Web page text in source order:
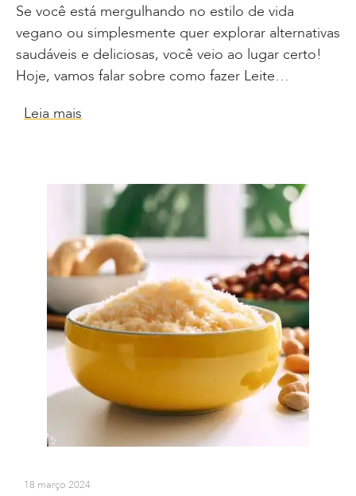
Se você está mergulhando no estilo de vida
vegano ou simplesmente quer explorar alternativas
saudáveis e deliciosas, você veio ao lugar certo!
Hoje, vamos falar sobre como fazer Leite…
Leia mais
18 março 2024